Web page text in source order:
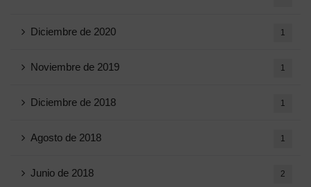
Diciembre de 2020 1
Noviembre de 2019 1
Diciembre de 2018 1
Agosto de 2018 1
Junio ​​de 2018 2